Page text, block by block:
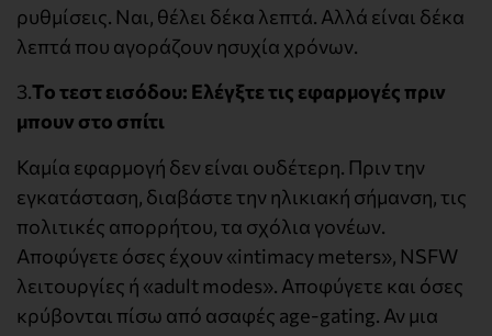
ρυθμίσεις. Ναι, θέλει δέκα λεπτά. Αλλά είναι δέκα
λεπτά που αγοράζουν ησυχία χρόνων.
3.Το τεστ εισόδου: Ελέγξτε τις εφαρμογές πριν
μπουν στο σπίτι
Καμία εφαρμογή δεν είναι ουδέτερη. Πριν την
εγκατάσταση, διαβάστε την ηλικιακή σήμανση, τις
πολιτικές απορρήτου, τα σχόλια γονέων.
Αποφύγετε όσες έχουν «intimacy meters», NSFW
λειτουργίες ή «adult modes». Αποφύγετε και όσες
κρύβονται πίσω από ασαφές age-gating. Αν μια